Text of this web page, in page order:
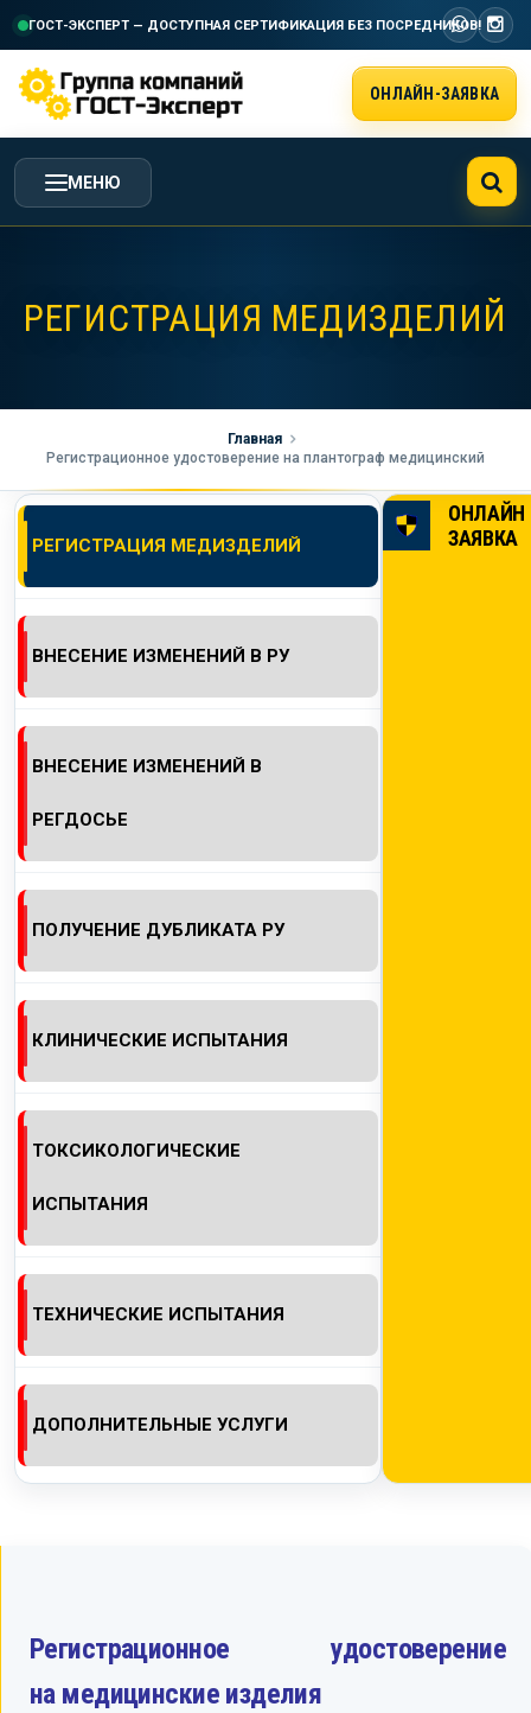
ГОСТ-ЭКСПЕРТ — ДОСТУПНАЯ СЕРТИФИКАЦИЯ БЕЗ ПОСРЕДНИКОВ!
ОНЛАЙН-ЗАЯВКА
МЕНЮ
УСЛУГИ ГК ГОСТ-ЭКСПЕРТ
СТОИМОСТЬ РАБОТ
НАША КОМПАНИЯ
КОНТАКТЫ
РЕГИСТРАЦИЯ МЕДИЗДЕЛИЙ
Главная
Регистрационное удостоверение на плантограф медицинский
РЕГИСТРАЦИЯ МЕДИЗДЕЛИЙ
ВНЕСЕНИЕ ИЗМЕНЕНИЙ В РУ
ВНЕСЕНИЕ ИЗМЕНЕНИЙ В
РЕГДОСЬЕ
ПОЛУЧЕНИЕ ДУБЛИКАТА РУ
КЛИНИЧЕСКИЕ ИСПЫТАНИЯ
ТОКСИКОЛОГИЧЕСКИЕ
ИСПЫТАНИЯ
ТЕХНИЧЕСКИЕ ИСПЫТАНИЯ
ДОПОЛНИТЕЛЬНЫЕ УСЛУГИ
ОНЛАЙН
ЗАЯВКА
Регистрационное удостоверение
на медицинские изделия